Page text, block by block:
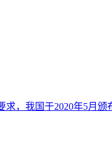
，我国于2020年5月颁